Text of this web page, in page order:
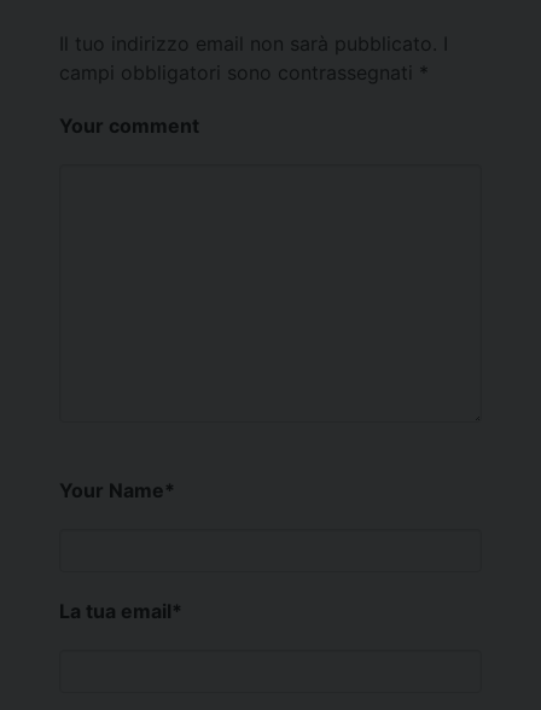
Il tuo indirizzo email non sarà pubblicato.
campi obbligatori sono contrassegnati *
Your comment
Your Name*
La tua email*